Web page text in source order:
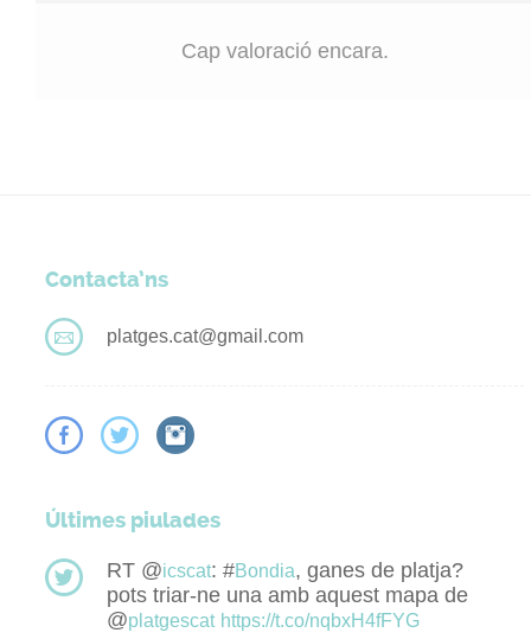
Cap valoració encara.
Contacta’ns
platges.cat@gmail.com
Últimes piulades
RT @icscat: #Bondia, ganes de platja?
pots triar-ne una amb aquest mapa de
@platgescat https://t.co/nqbxH4fFYG